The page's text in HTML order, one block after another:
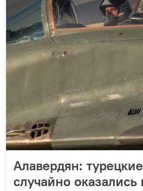
Алавердян:
случайно